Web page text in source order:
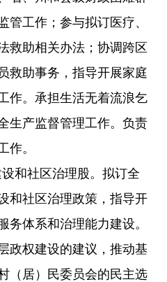
管工作；参与拟订医疗、
救助相关办法；协调跨区
救助事务，指导开展家庭
作。承担生活无着流浪乞
生产监督管理工作。负责
作。
和社区治理股。拟订全
和社区治理政策，指导开
务体系和治理能力建设。
政权建设的建议，推动基
（居）民委员会的民主选